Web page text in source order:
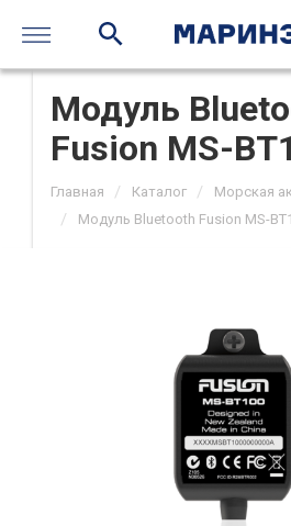
Модуль
Fusion MS-
Главная / Каталог / Морская
/ Модуль Bluetooth Fusion MS-